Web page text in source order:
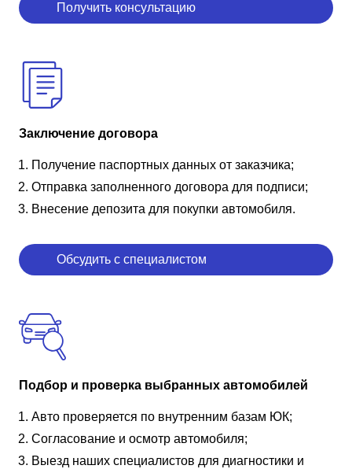
Получить консультацию
Заключение договора
Получение паспортных данных от заказчика;
Отправка заполненного договора для подписи;
Внесение депозита для покупки автомобиля.
Обсудить с специалистом
Подбор и проверка выбранных автомобилей
Авто проверяется по внутренним базам ЮК;
Согласование и осмотр автомобиля;
Выезд наших специалистов для диагностики и